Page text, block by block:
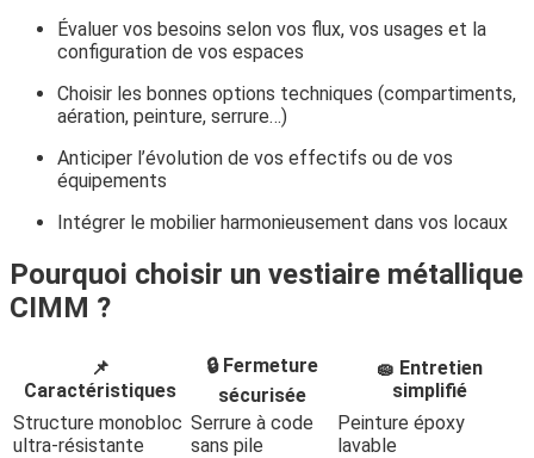
Évaluer vos besoins selon vos flux, vos usages et la
configuration de vos espaces
Choisir les bonnes options techniques (compartiments,
aération, peinture, serrure…)
Anticiper l’évolution de vos effectifs ou de vos
équipements
Intégrer le mobilier harmonieusement dans vos locaux
Pourquoi choisir un vestiaire métallique
CIMM ?
📌
Caractéristiques
🔒 Fermeture
sécurisée
🧽 Entretien
simplifié
Structure monobloc
ultra-résistante
Serrure à code
sans pile
Peinture époxy
lavable